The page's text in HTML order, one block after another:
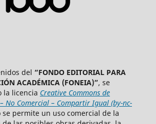
del “FONDO EDITORIAL PARA
ACADÉMICA (FONEIA)”, se
la licencia Creative Commons de
No Comercial – Compartir Igual (by-nc-
se permite un uso comercial de la